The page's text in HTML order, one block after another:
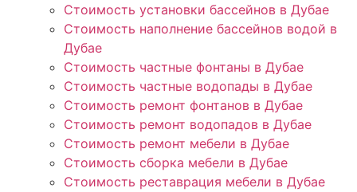
Стоимость установки бассейнов в Дубае
Стоимость наполнение бассейнов водой в
Дубае
Стоимость частные фонтаны в Дубае
Стоимость частные водопады в Дубае
Стоимость ремонт фонтанов в Дубае
Стоимость ремонт водопадов в Дубае
Стоимость ремонт мебели в Дубае
Стоимость сборка мебели в Дубае
Стоимость реставрация мебели в Дубае